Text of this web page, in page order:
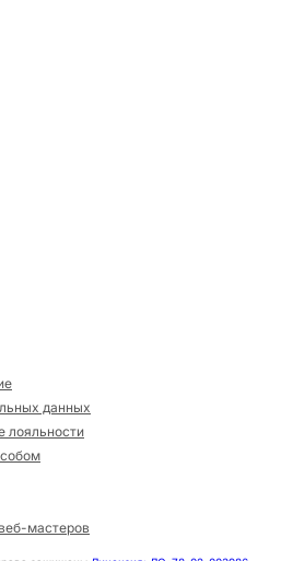
данных
лояльности
мастеров